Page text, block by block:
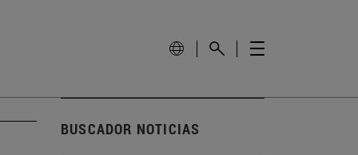
BUSCADOR NOTICIAS